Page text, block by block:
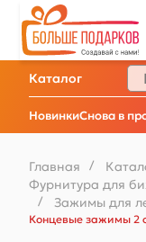
НовинкиСнова в
Каталог
Главная /
Фурнитура для
/ Зажимы для
Концевые зажимы 2